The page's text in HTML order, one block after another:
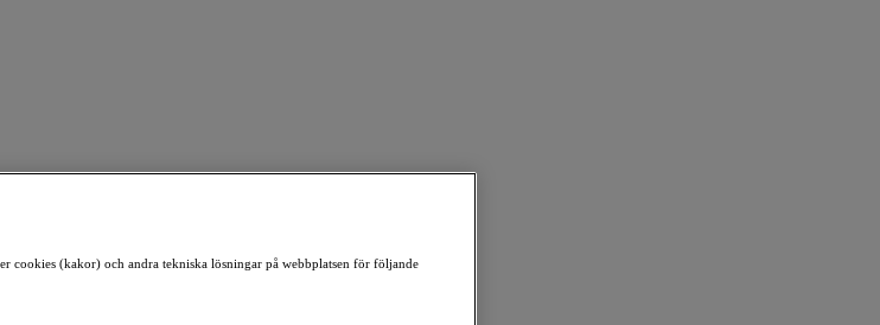
cookies (kakor) och andra tekniska lösningar på webbplatsen för följande